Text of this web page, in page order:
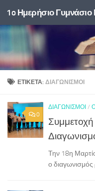
Skip to content
1o Ημερήσιο
ΕΤΙΚΈΤΑ:ΔΙΑΓΩΝΙΣΜΟΊ
0
ΔΙΑΓΩΝΙΣΜΟΊ /
Την 18η
ο διαγωνισμός